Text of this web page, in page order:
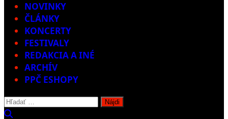
NOVINKY
ČLÁNKY
KONCERTY
FESTIVALY
REDAKCIA A INÉ
ARCHÍV
PPČ ESHOPY
Hľadať: